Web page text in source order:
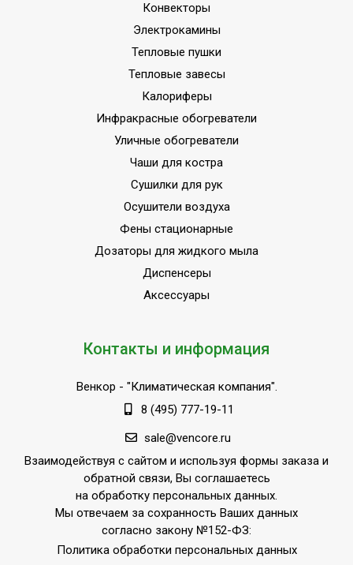
Конвекторы
Электрокамины
Тепловые пушки
Тепловые завесы
Калориферы
Инфракрасные обогреватели
Уличные обогреватели
Чаши для костра
Сушилки для рук
Осушители воздуха
Фены стационарные
Дозаторы для жидкого мыла
Диспенсеры
Аксессуары
Контакты и информация
Венкор - "Климатическая компания".
8 (495) 777-19-11
sale@vencore.ru
Взаимодействуя с сайтом и используя формы заказа и
обратной связи, Вы соглашаетесь
на обработку персональных данных.
Мы отвечаем за сохранность Ваших данных
согласно закону №152-ФЗ:
Политика обработки персональных данных